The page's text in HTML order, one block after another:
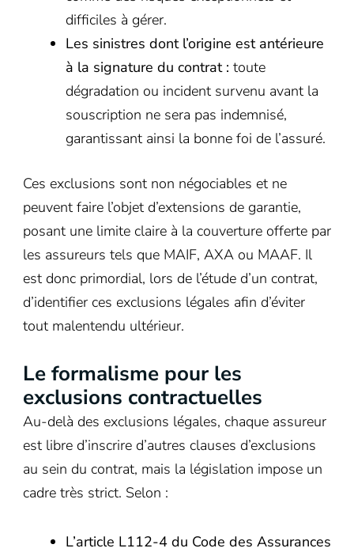
difficiles à gérer.
Les sinistres dont l’origine est antérieure
à la signature du contrat : toute
dégradation ou incident survenu avant la
souscription ne sera pas indemnisé,
garantissant ainsi la bonne foi de l’assuré.
Ces exclusions sont non négociables et ne
peuvent faire l’objet d’extensions de garantie,
posant une limite claire à la couverture offerte par
les assureurs tels que MAIF, AXA ou MAAF. Il
est donc primordial, lors de l’étude d’un contrat,
d’identifier ces exclusions légales afin d’éviter
tout malentendu ultérieur.
Le formalisme pour les
exclusions contractuelles
Au-delà des exclusions légales, chaque assureur
est libre d’inscrire d’autres clauses d’exclusions
au sein du contrat, mais la législation impose un
cadre très strict. Selon :
L’article L112-4 du Code des Assurances